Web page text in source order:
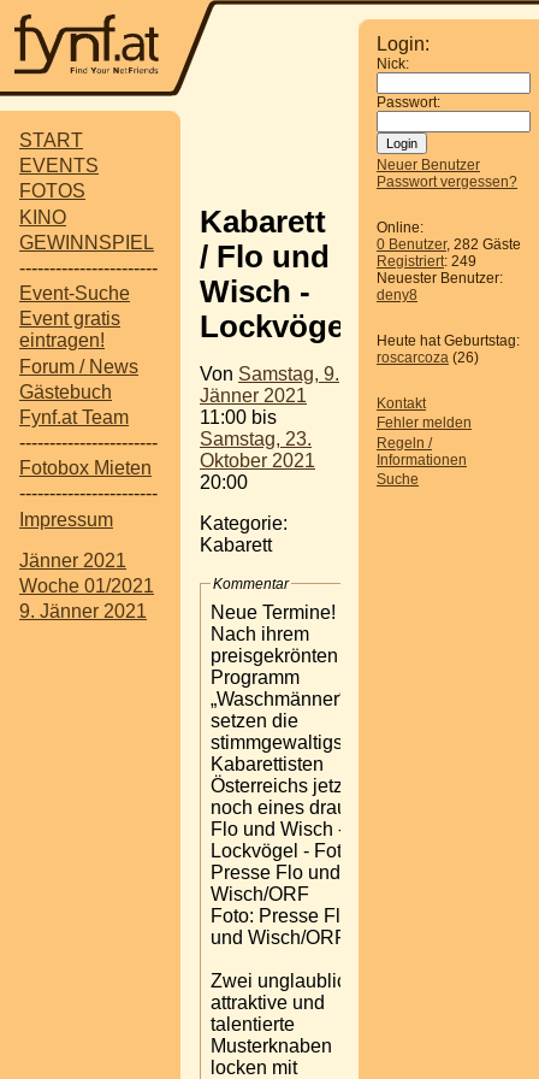
START
EVENTS
FOTOS
KINO
GEWINNSPIEL
-----------------------
Event-Suche
Event gratis
eintragen!
Forum / News
Gästebuch
Fynf.at Team
-----------------------
Fotobox Mieten
-----------------------
Impressum
Jänner 2021
Woche 01/2021
9. Jänner 2021
Login:
Nick:
Passwort:
Neuer Benutzer
Passwort vergessen?
Online:
0 Benutzer, 282 Gäste
Registriert: 249
Neuester Benutzer:
deny8
Heute hat Geburtstag:
roscarcoza (26)
Kontakt
Fehler melden
Regeln /
Informationen
Suche
Kabarett
/ Flo und
Wisch -
Lockvögel
Von Samstag, 9.
Jänner 2021
11:00 bis
Samstag, 23.
Oktober 2021
20:00
Kategorie:
Kabarett
Kommentar
Neue Termine!
Nach ihrem
preisgekrönten
Programm
„Waschmänner“
setzen die
stimmgewaltigsten
Kabarettisten
Österreichs jetzt
noch eines drauf:
Flo und Wisch -
Lockvögel - Foto:
Presse Flo und
Wisch/ORF
Foto: Presse Flo
und Wisch/ORF
Zwei unglaublich
attraktive und
talentierte
Musterknaben
locken mit